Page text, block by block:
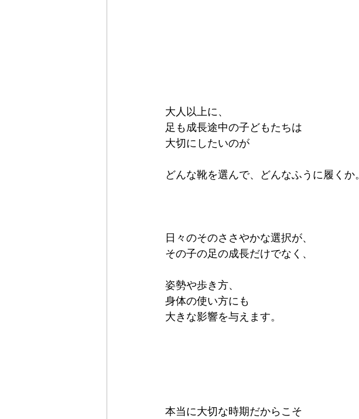
大人以上に、
足も成長途中の子どもたちは
大切にしたいのが
どんな靴を選んで、どんなふうに履くか。
日々のそのささやかな選択が、
その子の足の成長だけでなく、
姿勢や歩き方、
身体の使い方にも
大きな影響を与えます。
本当に大切な時期だからこそ